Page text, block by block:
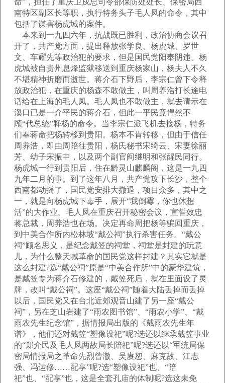
命”，担任了重庆卫戍总司令部保防处处长、保密局西
南特区副区长等职，执行特务头子毛人凤的命令，其中
包括了谋害杨虎城的案件。
本来到一九四六年，抗战既已胜利，政治协商会议召
开了，共产党方面，提出释放张学良、杨虎城、罗世
文、车耀先等政治犯的要求，但是国民党阳奉阴违。杨
虎城被自贵州息烽监狱移送到重庆杨家山，杨夫人不久
不堪精神折磨而逝世。蒋介石下野后，李宗仁曾下令释
放政治犯，在重庆的杨森不敢做主，叫周养浩打长途电
话给在上海的毛人凤。毛人凤也不敢做主，就去请示在
溪口已是一介平民的蒋介石，但此一平民竟悍然不
顾“代总统”释杨的命令。当李宗仁派飞机去接杨，特务
们奉蒋命把杨转移到贵阳。杨本不肯转移，但由于信任
周养浩，即由周陪往贵阳，杨氏秘书宋绮云、宋妻徐丽
芳、幼子宋振中，以及两个副官阎继明和张醒民同行。
杨虎城一行到贵阳后，住在黔灵山麒麟阁，这是一九四
九年二月的事。到了这年八月，共产党攻下长沙，整个
西南都动摇了，国民党安排大撤退，项目众多，其中之
一，就是向杨虎城下毒手，展开“我倒霉，你也休想
活”的大作业。毛人凤在重庆召开秘密会议，宣誓效忠
蒋总裁，周养浩也在场。决定再命周把杨等骗回重庆，
到中美合作所内松林坡“戴公祠”执行杀害任务。“戴公
祠”顾名思义，是纪念戴笠的祠堂，祠堂是封建的玩意
儿，为什么整天喊革命的国民党这样封建？其实它就是
这么封建?选“戴公祠”原是“中美合作所”中的豪华建筑，
是戴笠专为蒋介石修建的，戴笠死后，就在里面设了灵
牌，改叫“戴公祠”。这座“戴公祠”随着大陆丢掉而丢掉
以后，国民党又在台北近郊观音山建了另一座“戴公
祠”，另在芝山岩建了“雨农图书馆”、“雨农小学”、“戴
雨农先生纪念馆”，据情报局出版的《戴雨农先生年
谱》，他们还对戴笠“塑像设祀”呢?选还以继承戴笠事业
的“郑介民及毛人凤两故局长陪祀”呢?选还以“军统局保
密局情报局之革命先烈曾澈、吴赓恕、麻克敌、江志
强、冯运修……配享”呢?选“塑像设祀”也、“陪
祀”也、“配享”也，这是全套孔庙的体制呢?选这未免